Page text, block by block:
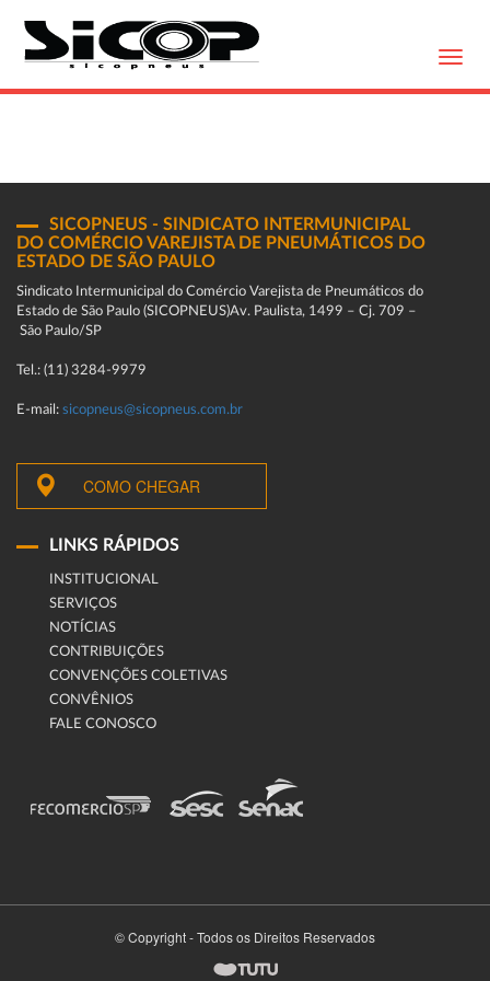
SICOPNEUS - SINDICATO INTERMUNICIPAL
DO COMÉRCIO VAREJISTA DE PNEUMÁTICOS DO
ESTADO DE SÃO PAULO
Sindicato Intermunicipal do Comércio Varejista de Pneumáticos do
Estado de São Paulo (SICOPNEUS)Av. Paulista, 1499 – Cj. 709 –
São Paulo/SP
Tel.: (11) 3284-9979
E-mail: sicopneus@sicopneus.com.br
COMO CHEGAR
LINKS RÁPIDOS
INSTITUCIONAL
SERVIÇOS
NOTÍCIAS
CONTRIBUIÇÕES
CONVENÇÕES COLETIVAS
CONVÊNIOS
FALE CONOSCO
© Copyright - Todos os Direitos Reservados